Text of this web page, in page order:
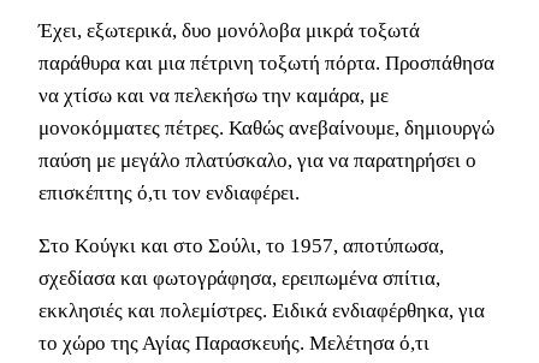
Έχει, εξωτερικά, δυο μονόλοβα μικρά τοξωτά
παράθυρα και μια πέτρινη τοξωτή πόρτα. Προσπάθησα
να χτίσω και να πελεκήσω την καμάρα, με
μονοκόμματες πέτρες. Καθώς ανεβαίνουμε, δημιουργώ
παύση με μεγάλο πλατύσκαλο, για να παρατηρήσει ο
επισκέπτης ό,τι τον ενδιαφέρει.
Στο Κούγκι και στο Σούλι, το 1957, αποτύπωσα,
σχεδίασα και φωτογράφησα, ερειπωμένα σπίτια,
εκκλησιές και πολεμίστρες. Ειδικά ενδιαφέρθηκα, για
το χώρο της Αγίας Παρασκευής. Μελέτησα ό,τι